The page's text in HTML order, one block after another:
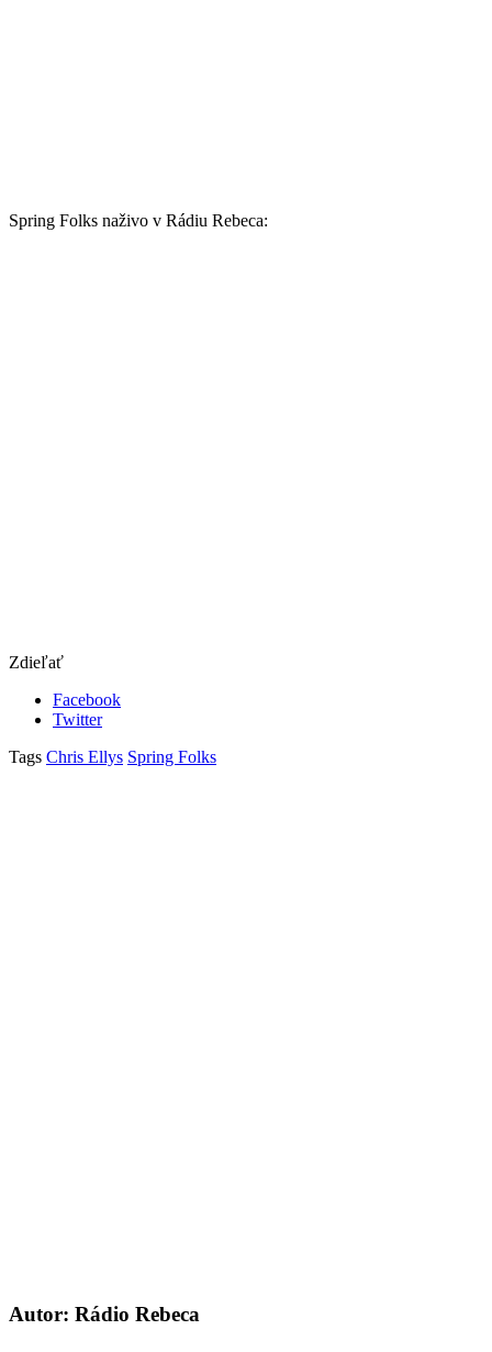
Spring Folks naživo v Rádiu Rebeca:
Zdieľať
Facebook
Twitter
Tags Chris Ellys Spring Folks
Autor: Rádio Rebeca